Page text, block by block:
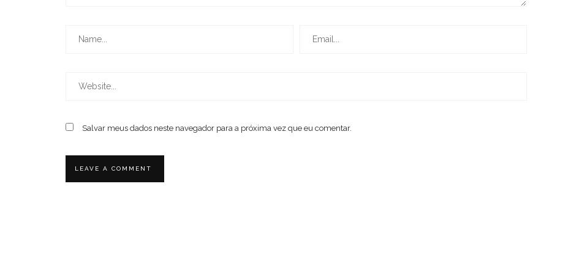
Salvar meus dados neste navegador para a próxima vez que eu comentar.